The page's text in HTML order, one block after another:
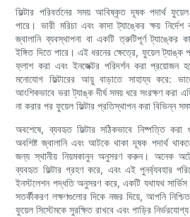
ফিল্টার পরিবর্তনের সময় আবিষ্কৃত দূষক পদার্থ
পারে। ভারী মরিচা এবং কাদা ট্যাঙ্কের ক্ষয়
জ্বালানি ব্যবস্থাপনা বা একটি ত্রুটিপূর্ণ ট্যাঙ্কের
ইঙ্গিত দিতে পারে। এই ধরনের ক্ষেত্রে, ফুয়েল ট্যাঙ্ক
ফ্লাশ করা এবং ইনজেক্টর পরিদর্শন করা প্রয়োজন
মনোযোগ ফিল্টারের আয়ু বাড়াতে সাহায্য করে:
আংশিকভাবে ভরা ট্যাঙ্ক দীর্ঘ সময় ধরে সংরক্ষণ করা
না করার পর ফুয়েল ফিল্টার প্রতিস্থাপন করা বিভিন্ন
অবশেষে, ব্যবহৃত ফিল্টার সঠিকভাবে নিষ্পত্তি করা
অবশিষ্ট জ্বালানি এবং আটকে থাকা দূষক পদার্থ
জন্য স্থানীয় নিয়মকানুন অনুসরণ করুন। অনেক অটো
ব্যবহৃত ফিল্টার গ্রহণ করে, এবং এই পুনর্ব্যবহার
ইনস্টলেশন পদ্ধতি অনুসরণ করে, একটি যথাযথ
সতর্কীকরণ লক্ষণগুলোর দিকে নজর দিয়ে, আপনি
ফুয়েল সিস্টেমকে সুরক্ষিত রাখবে এবং গাড়ির